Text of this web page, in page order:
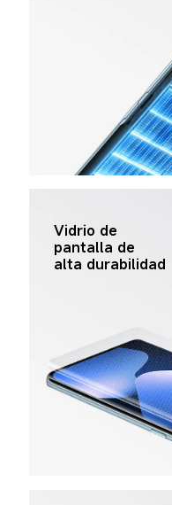
Vidrio de
pantalla de
alta durabilidad